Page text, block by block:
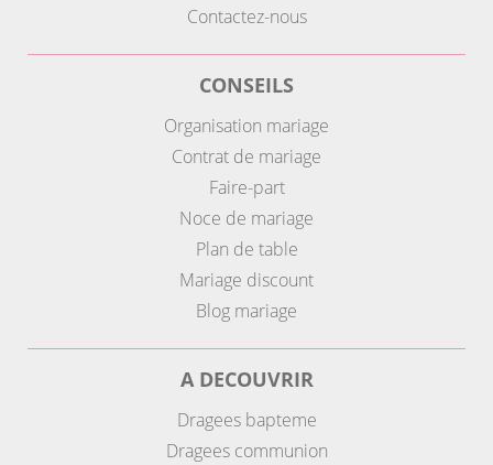
Contactez-nous
CONSEILS
Organisation mariage
Contrat de mariage
Faire-part
Noce de mariage
Plan de table
Mariage discount
Blog mariage
A DECOUVRIR
Dragees bapteme
Dragees communion